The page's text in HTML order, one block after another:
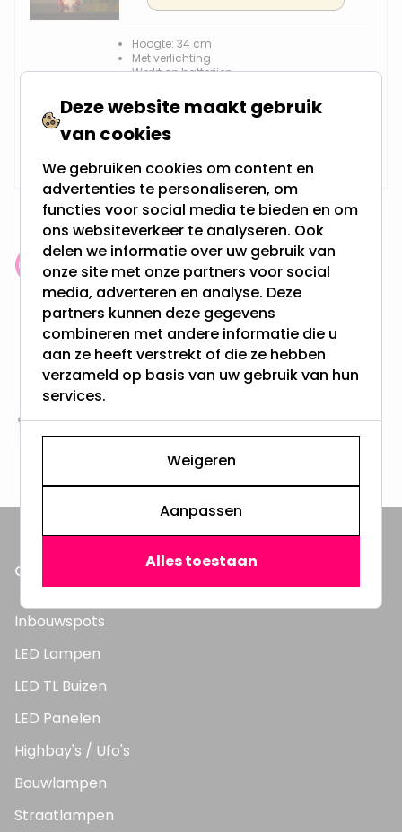
Hoogte: 34 cm
Met verlichting
Werkt op batterijen
Geschikt voor binnen
Klantenbeoordeling: 9.4/10
meer dan 100.000 klanten gingen u voor
Gratis verzending + snel geleverd
Vanaf EUR100,- naar NL & BE
& 100 dagen recht op retour
Altijd uit eigen voorraad
3000m2 - 60.000+ Producten
ONZE PRODUCTEN
Inbouwspots
LED Lampen
LED TL Buizen
LED Panelen
Highbay's / Ufo's
Bouwlampen
Straatlampen
Deze website maakt gebruik
van cookies
We gebruiken cookies om content en
advertenties te personaliseren, om
functies voor social media te bieden en om
ons websiteverkeer te analyseren. Ook
delen we informatie over uw gebruik van
onze site met onze partners voor social
media, adverteren en analyse. Deze
partners kunnen deze gegevens
combineren met andere informatie die u
aan ze heeft verstrekt of die ze hebben
verzameld op basis van uw gebruik van hun
services.
Weigeren
Aanpassen
Alles toestaan